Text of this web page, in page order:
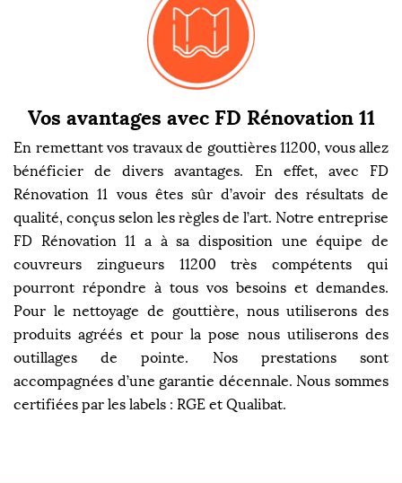
Vos avantages avec FD Rénovation 11
En remettant vos travaux de gouttières 11200, vous allez
bénéficier de divers avantages. En effet, avec FD
Rénovation 11 vous êtes sûr d’avoir des résultats de
qualité, conçus selon les règles de l’art. Notre entreprise
FD Rénovation 11 a à sa disposition une équipe de
couvreurs zingueurs 11200 très compétents qui
pourront répondre à tous vos besoins et demandes.
Pour le nettoyage de gouttière, nous utiliserons des
produits agréés et pour la pose nous utiliserons des
outillages de pointe. Nos prestations sont
accompagnées d’une garantie décennale. Nous sommes
certifiées par les labels : RGE et Qualibat.